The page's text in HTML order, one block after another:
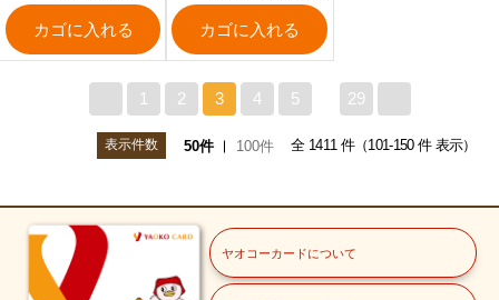
カゴに入れる カゴに入れる
1 2 3 4 5 29
表示件数 50件 100件 全 1411 件（101-150 件 表示）
ヤオコーカードについて